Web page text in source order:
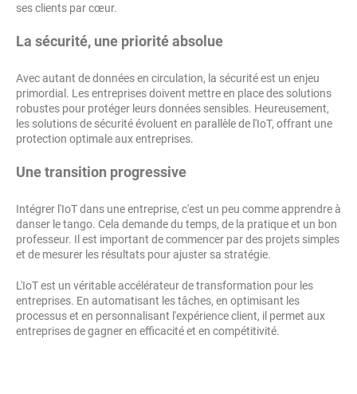
ses clients par cœur.
La sécurité, une priorité absolue
Avec autant de données en circulation, la sécurité est un enjeu
primordial. Les entreprises doivent mettre en place des solutions
robustes pour protéger leurs données sensibles. Heureusement,
les solutions de sécurité évoluent en parallèle de l'IoT, offrant une
protection optimale aux entreprises.
Une transition progressive
Intégrer l'IoT dans une entreprise, c'est un peu comme apprendre à
danser le tango. Cela demande du temps, de la pratique et un bon
professeur. Il est important de commencer par des projets simples
et de mesurer les résultats pour ajuster sa stratégie.
L'IoT est un véritable accélérateur de transformation pour les
entreprises. En automatisant les tâches, en optimisant les
processus et en personnalisant l'expérience client, il permet aux
entreprises de gagner en efficacité et en compétitivité.